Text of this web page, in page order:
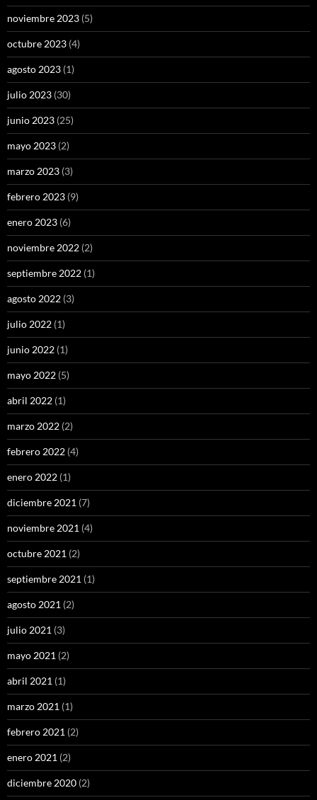
noviembre 2023 (5)
octubre 2023 (4)
agosto 2023 (1)
julio 2023 (30)
junio 2023 (25)
mayo 2023 (2)
marzo 2023 (3)
febrero 2023 (9)
enero 2023 (6)
noviembre 2022 (2)
septiembre 2022 (1)
agosto 2022 (3)
julio 2022 (1)
junio 2022 (1)
mayo 2022 (5)
abril 2022 (1)
marzo 2022 (2)
febrero 2022 (4)
enero 2022 (1)
diciembre 2021 (7)
noviembre 2021 (4)
octubre 2021 (2)
septiembre 2021 (1)
agosto 2021 (2)
julio 2021 (3)
mayo 2021 (2)
abril 2021 (1)
marzo 2021 (1)
febrero 2021 (2)
enero 2021 (2)
diciembre 2020 (2)